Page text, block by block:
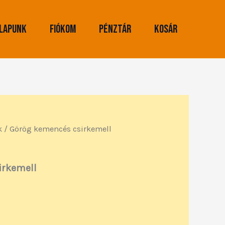
Fiókom Pénztár Kosár
/ Görög kemencés csirkemell